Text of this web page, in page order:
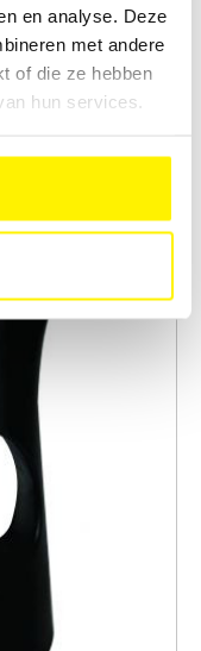
en analyse. Deze
met andere
of die ze hebben
hun services.